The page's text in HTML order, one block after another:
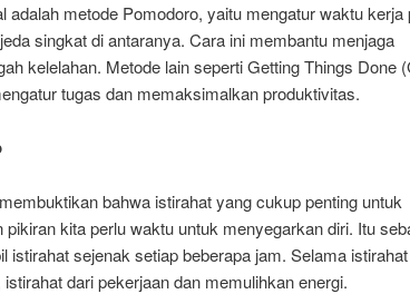
adalah metode Pomodoro, yaitu mengatur waktu kerja
singkat di antaranya. Cara ini membantu menjaga
kelelahan. Metode lain seperti Getting Things Done
tugas dan memaksimalkan produktivitas.
bahwa istirahat yang cukup penting untuk
pikiran kita perlu waktu untuk menyegarkan diri. Itu
istirahat sejenak setiap beberapa jam. Selama
dari pekerjaan dan memulihkan energi.